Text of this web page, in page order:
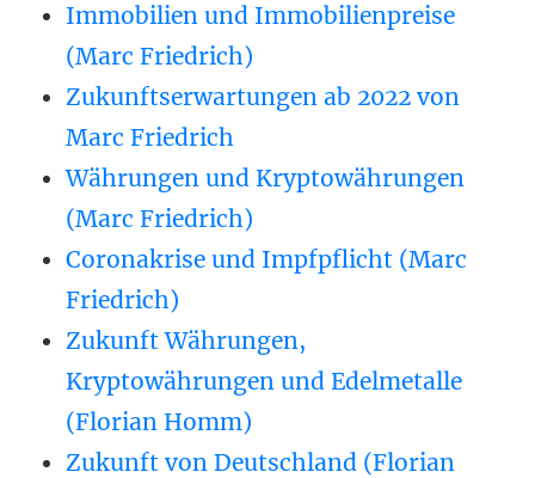
Immobilien und Immobilienpreise
(Marc Friedrich)
Zukunftserwartungen ab 2022 von
Marc Friedrich
Währungen und Kryptowährungen
(Marc Friedrich)
Coronakrise und Impfpflicht (Marc
Friedrich)
Zukunft Währungen,
Kryptowährungen und Edelmetalle
(Florian Homm)
Zukunft von Deutschland (Florian